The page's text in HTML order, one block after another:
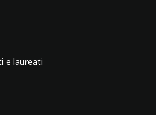
e laureati